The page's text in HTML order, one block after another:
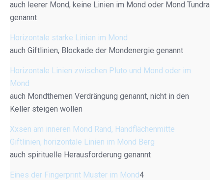
auch leerer Mond, keine Linien im Mond oder Mond Tundra
genannt
Horizontale starke Linien im Mond
auch Giftlinien, Blockade der Mondenergie genannt
Horizontale Linien zwischen Pluto und Mond oder im
Mond
auch Mondthemen Verdrängung genannt, nicht in den
Keller steigen wollen
Xxsen am inneren Mond Rand, Handflächenmitte
Giftlinien, horizontale Linien im Mond Berg
auch spirituelle Herausforderung genannt
Eines der Fingerprint Muster im Mond4